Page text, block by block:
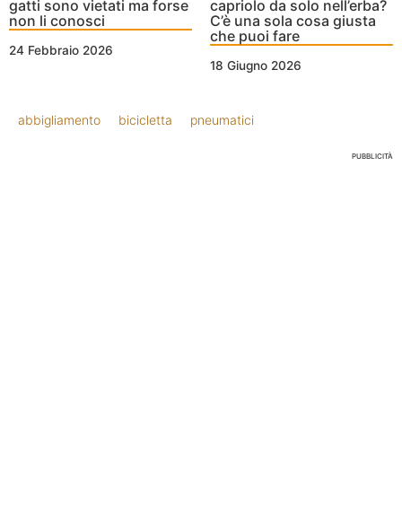
gatti sono vietati ma forse
non li conosci
24 Febbraio 2026
capriolo da solo nell’erba?
C’è una sola cosa giusta
che puoi fare
18 Giugno 2026
abbigliamento bicicletta pneumatici
PUBBLICITÀ